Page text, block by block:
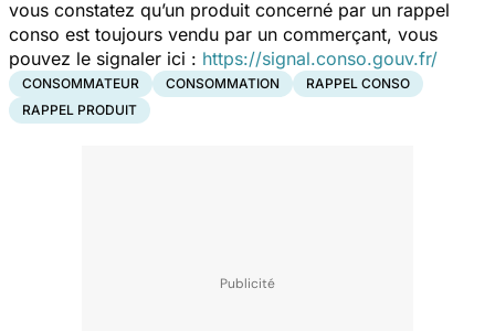
vous constatez qu’un produit concerné par un rappel
conso est toujours vendu par un commerçant, vous
pouvez le signaler ici : https://signal.conso.gouv.fr/
CONSOMMATEUR CONSOMMATION
RAPPEL CONSO
RAPPEL PRODUIT